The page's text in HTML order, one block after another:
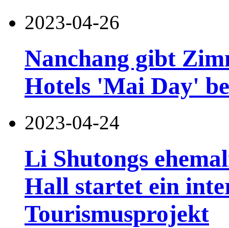
2023-04-26
Nanchang gibt
Hotels 'Mai Day'
2023-04-24
Li Shutongs
Hall startet ein
Tourismusprojekt